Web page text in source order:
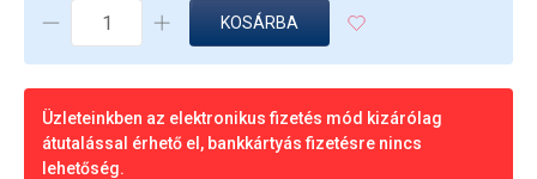
KOSÁRBA
Üzleteinkben az elektronikus fizetés mód kizárólag
átutalással érhető el, bankkártyás fizetésre nincs
lehetőség.